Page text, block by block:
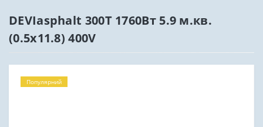
DEVIasphalt 300T 1760Вт 5.9 м.кв.
(0.5х11.8) 400V
Популярний